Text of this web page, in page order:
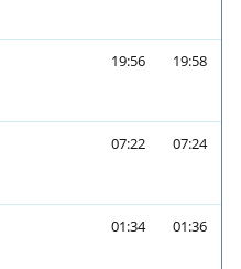
19:56 19:58
07:22 07:24
01:34 01:36